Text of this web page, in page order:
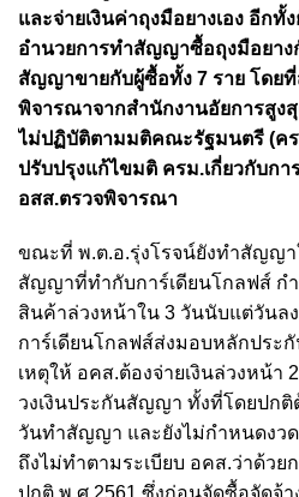
และจ่ายเงินค่าถุงมือยางเอง อีกทั้
อำนวยการทำสัญญาซื้อถุงมือยาง
สัญญาขายกับผู้ซื้อทั้ง 7 ราย โดย
พิจารณาจากสำนักงานอัยการสูงสุ
ไม่ปฏิบัติตามมติคณะรัฐมนตรี (คร
ปรับปรุงแก้ไขมติ ครม.เกี่ยวกับก
อสส.ตรวจพิจารณา
ขณะที่ พ.ต.อ.รุ่งโรจน์ยังทำสัญญา
สัญญาที่ทำกับการ์เดียนโกลฟส์ ก
สินค้าล่วงหน้าใน 3 วันนับแต่วัน
การ์เดียนโกลฟส์ส่งมอบหลักประ
เหตุให้ อคส.ต้องจ่ายเงินล่วงหน้า
วงเงินประกันสัญญา ทั้งที่โดยปก
วันทำสัญญา และยังไม่กำหนดงว
ถึงไม่ทำตามระเบียบ อคส.ว่าด้วย
ปกติ พ.ศ.2561 ซึ่งก่อนจัดซื้อจัดจ้